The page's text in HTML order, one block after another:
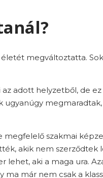
életét megváltoztatta.
adott helyzetből, de
ugyanúgy
megfelelő szakmai
akik nem
lehet, aki a maga ura.
már nem csak a